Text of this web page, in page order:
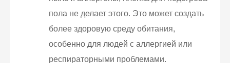
пола не делает этого. Это может создать
более здоровую среду обитания,
особенно для людей с аллергией или
респираторными проблемами.